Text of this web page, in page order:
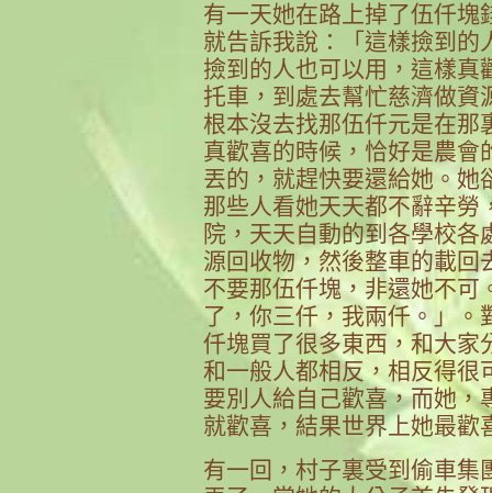
有一天她在路上掉了伍仟塊
就告訴我說：「這樣撿到的
撿到的人也可以用，這樣真
托車，到處去幫忙慈濟做資
根本沒去找那伍仟元是在那
真歡喜的時候，恰好是農會
丟的，就趕快要還給她。她
那些人看她天天都不辭辛勞
院，天天自動的到各學校
源回收物，然後整車的載回
不要那伍仟塊，非還她不可
了，你三仟，我兩仟。」。
仟塊買了很多東西，和大家
和一般人都相反，相反得很
要別人給自己歡喜，而她，
就歡喜，結果世界上她最歡
有一回，村子裏受到偷車集